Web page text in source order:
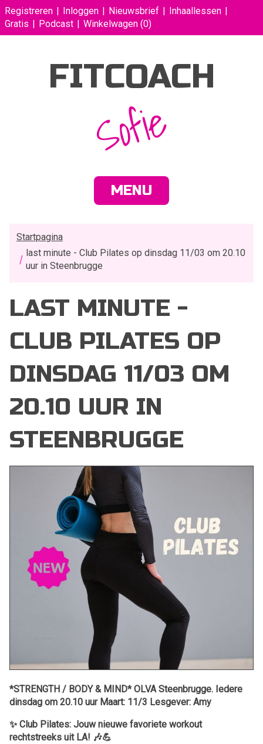
Registreren Inloggen Nieuwsbrief
Inhaallessen
Gratis
Podcast Winkelwagen (0)
FITCOACH
Sofie
MENU
Startpagina
last minute - Club Pilates op dinsdag 11/03 om 20.10
uur in Steenbrugge
LAST MINUTE -
CLUB PILATES OP
DINSDAG 11/03 OM
20.10 UUR IN
STEENBRUGGE
*STRENGTH / BODY & MIND* OLVA Steenbrugge. Iedere
dinsdag om 20.10 uur Maart: 11/3 Lesgever: Amy
✨ Club Pilates: Jouw nieuwe favoriete workout
rechtstreeks uit LA! 🎶💪